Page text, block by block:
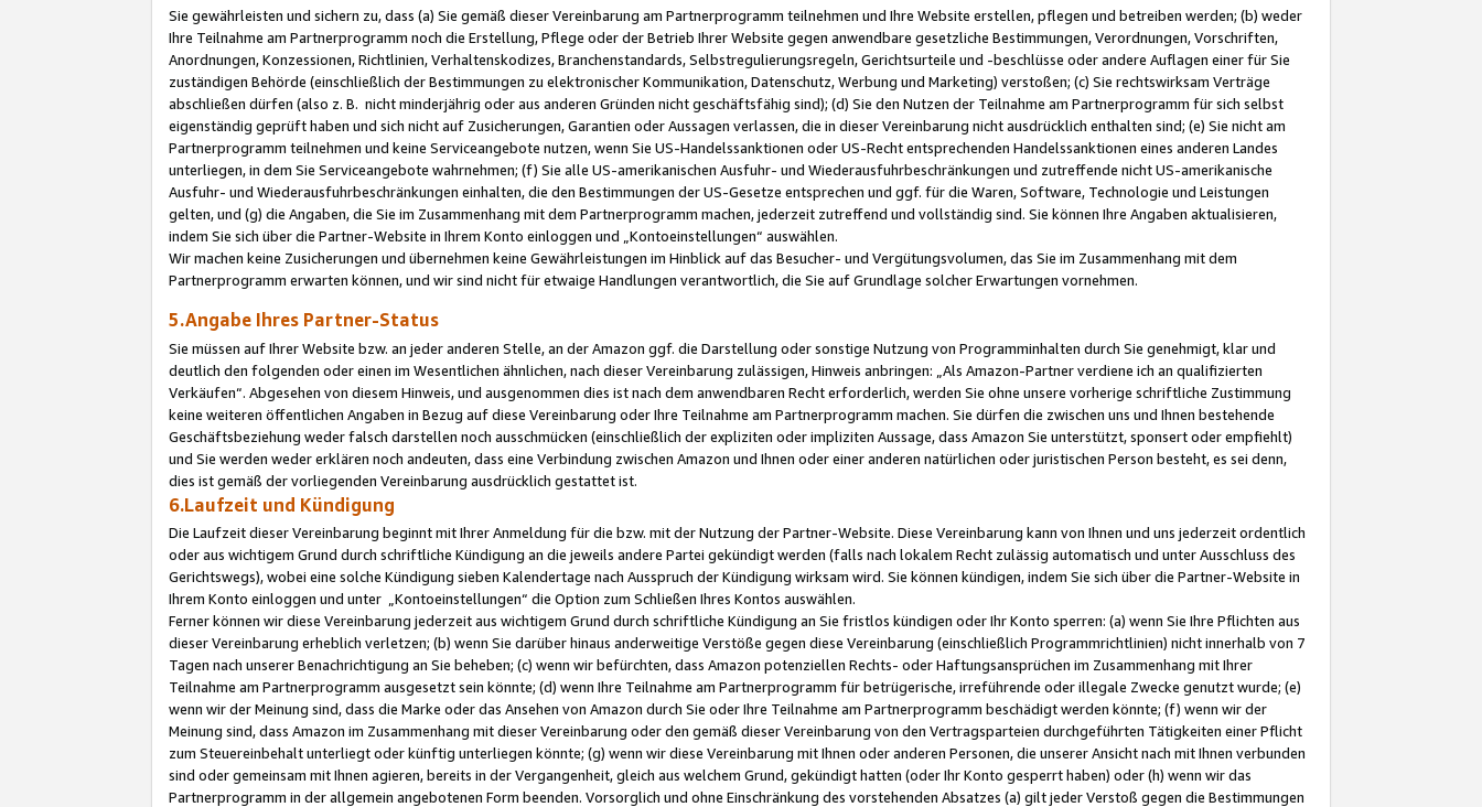
Sie gewährleisten und sichern zu, dass (a) Sie gemäß dieser Vereinbarung am Partnerprogramm teilnehmen und Ihre Website erstellen, pflegen und betreiben werden; (b) weder
Ihre Teilnahme am Partnerprogramm noch die Erstellung, Pflege oder der Betrieb Ihrer Website gegen anwendbare gesetzliche Bestimmungen, Verordnungen, Vorschriften,
Anordnungen, Konzessionen, Richtlinien, Verhaltenskodizes, Branchenstandards, Selbstregulierungsregeln, Gerichtsurteile und -beschlüsse oder andere Auflagen einer für Sie
zuständigen Behörde (einschließlich der Bestimmungen zu elektronischer Kommunikation, Datenschutz, Werbung und Marketing) verstoßen; (c) Sie rechtswirksam Verträge
abschließen dürfen (also z. B. nicht minderjährig oder aus anderen Gründen nicht geschäftsfähig sind); (d) Sie den Nutzen der Teilnahme am Partnerprogramm für sich selbst
eigenständig geprüft haben und sich nicht auf Zusicherungen, Garantien oder Aussagen verlassen, die in dieser Vereinbarung nicht ausdrücklich enthalten sind; (e) Sie nicht am
Partnerprogramm teilnehmen und keine Serviceangebote nutzen, wenn Sie US-Handelssanktionen oder US-Recht entsprechenden Handelssanktionen eines anderen Landes
unterliegen, in dem Sie Serviceangebote wahrnehmen; (f) Sie alle US-amerikanischen Ausfuhr- und Wiederausfuhrbeschränkungen und zutreffende nicht US-amerikanische
Ausfuhr- und Wiederausfuhrbeschränkungen einhalten, die den Bestimmungen der US-Gesetze entsprechen und ggf. für die Waren, Software, Technologie und Leistungen
gelten, und (g) die Angaben, die Sie im Zusammenhang mit dem Partnerprogramm machen, jederzeit zutreffend und vollständig sind. Sie können Ihre Angaben aktualisieren,
indem Sie sich über die Partner-Website in Ihrem Konto einloggen und „Kontoeinstellungen“ auswählen.
Wir machen keine Zusicherungen und übernehmen keine Gewährleistungen im Hinblick auf das Besucher- und Vergütungsvolumen, das Sie im Zusammenhang mit dem
Partnerprogramm erwarten können, und wir sind nicht für etwaige Handlungen verantwortlich, die Sie auf Grundlage solcher Erwartungen vornehmen.
5.Angabe Ihres Partner-Status
Sie müssen auf Ihrer Website bzw. an jeder anderen Stelle, an der Amazon ggf. die Darstellung oder sonstige Nutzung von Programminhalten durch Sie genehmigt, klar und
deutlich den folgenden oder einen im Wesentlichen ähnlichen, nach dieser Vereinbarung zulässigen, Hinweis anbringen: „Als Amazon-Partner verdiene ich an qualifizierten
Verkäufen“. Abgesehen von diesem Hinweis, und ausgenommen dies ist nach dem anwendbaren Recht erforderlich, werden Sie ohne unsere vorherige schriftliche Zustimmung
keine weiteren öffentlichen Angaben in Bezug auf diese Vereinbarung oder Ihre Teilnahme am Partnerprogramm machen. Sie dürfen die zwischen uns und Ihnen bestehende
Geschäftsbeziehung weder falsch darstellen noch ausschmücken (einschließlich der expliziten oder impliziten Aussage, dass Amazon Sie unterstützt, sponsert oder empfiehlt)
und Sie werden weder erklären noch andeuten, dass eine Verbindung zwischen Amazon und Ihnen oder einer anderen natürlichen oder juristischen Person besteht, es sei denn,
dies ist gemäß der vorliegenden Vereinbarung ausdrücklich gestattet ist.
6.Laufzeit und Kündigung
Die Laufzeit dieser Vereinbarung beginnt mit Ihrer Anmeldung für die bzw. mit der Nutzung der Partner-Website. Diese Vereinbarung kann von Ihnen und uns jederzeit ordentlich
oder aus wichtigem Grund durch schriftliche Kündigung an die jeweils andere Partei gekündigt werden (falls nach lokalem Recht zulässig automatisch und unter Ausschluss des
Gerichtswegs), wobei eine solche Kündigung sieben Kalendertage nach Ausspruch der Kündigung wirksam wird. Sie können kündigen, indem Sie sich über die Partner-Website in
Ihrem Konto einloggen und unter „Kontoeinstellungen“ die Option zum Schließen Ihres Kontos auswählen.
Ferner können wir diese Vereinbarung jederzeit aus wichtigem Grund durch schriftliche Kündigung an Sie fristlos kündigen oder Ihr Konto sperren: (a) wenn Sie Ihre Pflichten aus
dieser Vereinbarung erheblich verletzen; (b) wenn Sie darüber hinaus anderweitige Verstöße gegen diese Vereinbarung (einschließlich Programmrichtlinien) nicht innerhalb von 7
Tagen nach unserer Benachrichtigung an Sie beheben; (c) wenn wir befürchten, dass Amazon potenziellen Rechts- oder Haftungsansprüchen im Zusammenhang mit Ihrer
Teilnahme am Partnerprogramm ausgesetzt sein könnte; (d) wenn Ihre Teilnahme am Partnerprogramm für betrügerische, irreführende oder illegale Zwecke genutzt wurde; (e)
wenn wir der Meinung sind, dass die Marke oder das Ansehen von Amazon durch Sie oder Ihre Teilnahme am Partnerprogramm beschädigt werden könnte; (f) wenn wir der
Meinung sind, dass Amazon im Zusammenhang mit dieser Vereinbarung oder den gemäß dieser Vereinbarung von den Vertragsparteien durchgeführten Tätigkeiten einer Pflicht
zum Steuereinbehalt unterliegt oder künftig unterliegen könnte; (g) wenn wir diese Vereinbarung mit Ihnen oder anderen Personen, die unserer Ansicht nach mit Ihnen verbunden
sind oder gemeinsam mit Ihnen agieren, bereits in der Vergangenheit, gleich aus welchem Grund, gekündigt hatten (oder Ihr Konto gesperrt haben) oder (h) wenn wir das
Partnerprogramm in der allgemein angebotenen Form beenden. Vorsorglich und ohne Einschränkung des vorstehenden Absatzes (a) gilt jeder Verstoß gegen die Bestimmungen